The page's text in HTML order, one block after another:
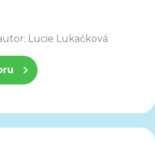
Lucie Lukačková